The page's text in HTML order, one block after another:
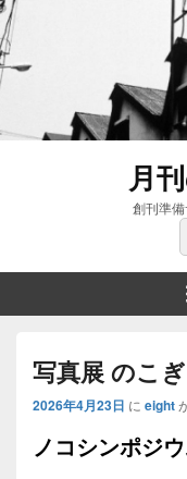
月
創刊準備
写真展 のこ
2026年4月23日 に eight
ノコシンポジ